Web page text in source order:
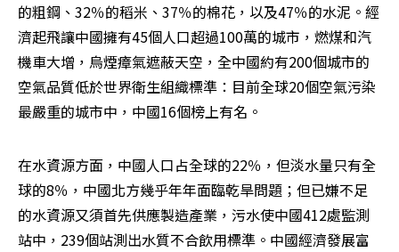
的粗鋼、32％的稻米、37％的棉花，以及47％的水泥。經
濟起飛讓中國擁有45個人口超過100萬的城市，燃煤和汽
機車大增，烏煙瘴氣遮蔽天空，全中國約有200個城市的
空氣品質低於世界衛生組織標準：目前全球20個空氣污染
最嚴重的城市中，中國16個榜上有名。
在水資源方面，中國人口占全球的22％，但淡水量只有全
球的8％，中國北方幾乎年年面臨乾旱問題；但已嫌不足
的水資源又須首先供應製造產業，污水使中國412處監測
站中，239個站測出水質不合飲用標準。中國經濟發展富